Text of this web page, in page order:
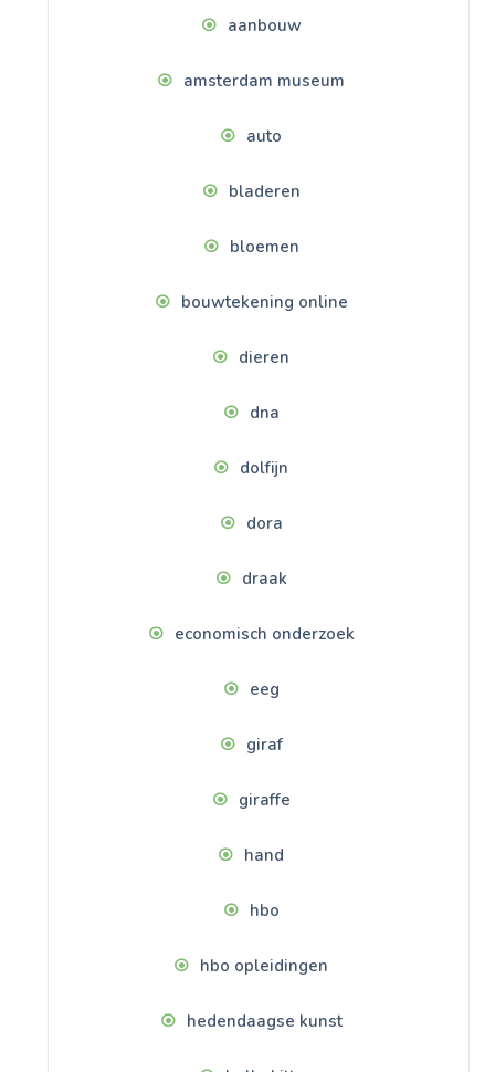
aanbouw
amsterdam museum
auto
bladeren
bloemen
bouwtekening online
dieren
dna
dolfijn
dora
draak
economisch onderzoek
eeg
giraf
giraffe
hand
hbo
hbo opleidingen
hedendaagse kunst